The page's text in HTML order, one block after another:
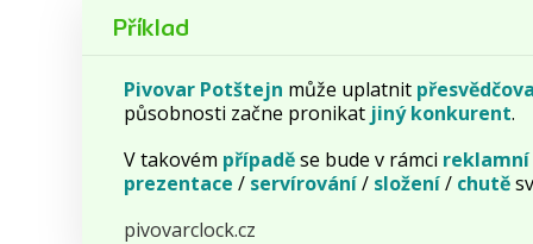
Příklad
Pivovar Potštejn může uplatnit
působnosti začne pronikat jiný konkurent.
V takovém případěse bude v rámci reklamní
prezentace / servírování/ složení/ chutě
pivovarclock.cz